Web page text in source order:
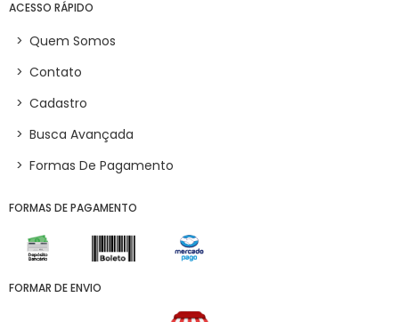
ACESSO RÁPIDO
> Quem Somos
> Contato
> Cadastro
> Busca Avançada
> Formas De Pagamento
FORMAS DE PAGAMENTO
FORMAR DE ENVIO